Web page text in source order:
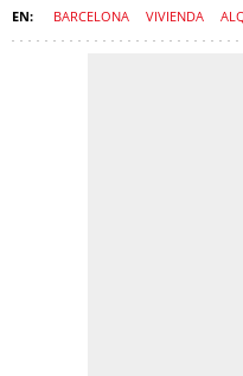
BARCELONA VIVIENDA